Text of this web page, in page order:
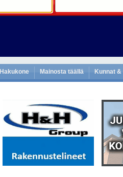
Hakukone Mainosta täällä Kunnat